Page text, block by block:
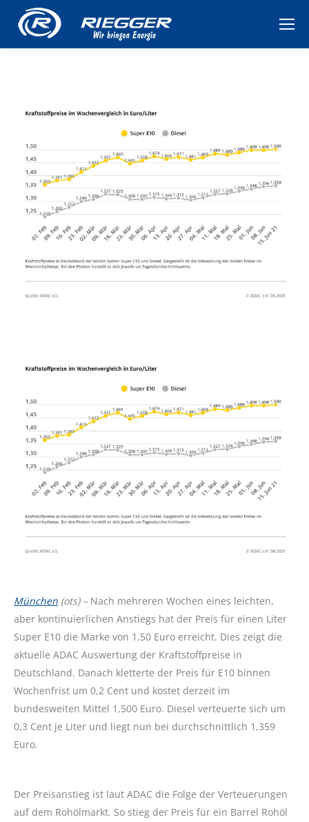
München (ots) – Nach mehreren Wochen eines leichten,
aber kontinuierlichen Anstiegs hat der Preis für einen Liter
Super E10 die Marke von 1,50 Euro erreicht. Dies zeigt die
aktuelle ADAC Auswertung der Kraftstoffpreise in
Deutschland. Danach kletterte der Preis für E10 binnen
Wochenfrist um 0,2 Cent und kostet derzeit im
bundesweiten Mittel 1,500 Euro. Diesel verteuerte sich um
0,3 Cent je Liter und liegt nun bei durchschnittlich 1,359
Euro.
Der Preisanstieg ist laut ADAC die Folge der Verteuerungen
auf dem Rohölmarkt. So stieg der Preis für ein Barrel Rohöl